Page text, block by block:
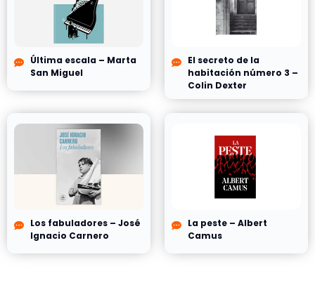
Última escala – Marta
San Miguel
El secreto de la
habitación número 3 –
Colin Dexter
Los fabuladores – José
Ignacio Carnero
La peste – Albert
Camus